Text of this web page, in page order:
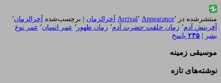
منتشرشده در Appearance٬ Arrival ٬ آخرالزمان برچسب‌شده آخرالزمان٬
آفرینش آدم٬ زمان خلقت حضرت آدم٬ زمان ظهور ٬ عمر انسان٬ عمر نوع
بشر
۲۳۵ پاسخ
موسیقی زمینه
نوشته‌های تازه